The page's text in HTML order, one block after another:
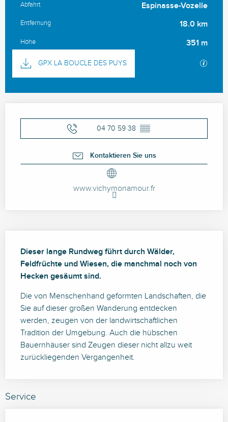
Praktische Informationen
Abfahrt Espinasse-Vozelle
Entfernung 18.0 km
Höhe 351 m
Dokumentation
GPX LA BOUCLE DES PUYS Mit
Öffnungszeiten & Kontaktdaten
04 70 59 38 ▒▒
Kontaktieren Sie uns
www.vichymonamour.fr
Dieser lange Rundweg führt durch Wälder,
Feldfrüchte und Wiesen, die manchmal noch von
Hecken gesäumt sind.
Die von Menschenhand geformten Landschaften, die
Sie auf dieser großen Wanderung entdecken
werden, zeugen von der landwirtschaftlichen
Tradition der Umgebung. Auch die hübschen
Bauernhäuser sind Zeugen dieser nicht allzu weit
zurückliegenden Vergangenheit.
Service